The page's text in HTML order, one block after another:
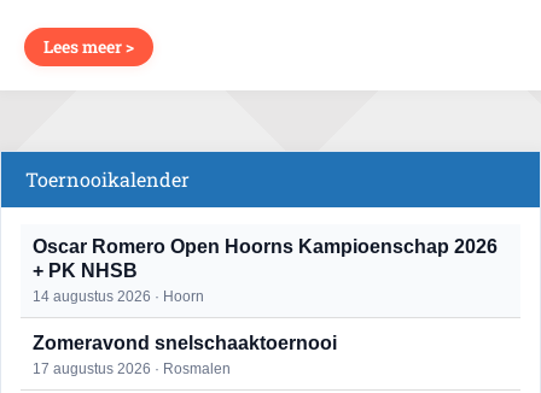
Lees meer >
Toernooikalender
Oscar Romero Open Hoorns Kampioenschap 2026
+ PK NHSB
14 augustus 2026 · Hoorn
Zomeravond snelschaaktoernooi
17 augustus 2026 · Rosmalen